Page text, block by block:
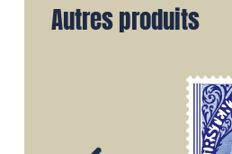
Autres produits